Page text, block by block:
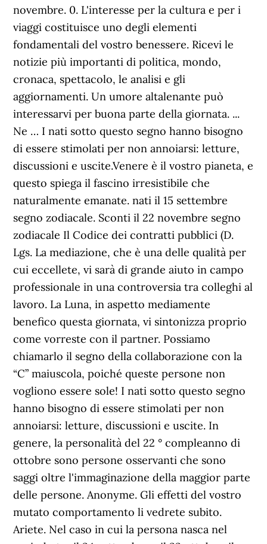
novembre. 0. L'interesse per la cultura e per i
viaggi costituisce uno degli elementi
fondamentali del vostro benessere. Ricevi le
notizie più importanti di politica, mondo,
cronaca, spettacolo, le analisi e gli
aggiornamenti. Un umore altalenante può
interessarvi per buona parte della giornata. ...
Ne … I nati sotto questo segno hanno bisogno
di essere stimolati per non annoiarsi: letture,
discussioni e uscite.Venere è il vostro pianeta, e
questo spiega il fascino irresistibile che
naturalmente emanate. nati il 15 settembre
segno zodiacale. Sconti il 22 novembre segno
zodiacale Il Codice dei contratti pubblici (D.
Lgs. La mediazione, che è una delle qualità per
cui eccellete, vi sarà di grande aiuto in campo
professionale in una controversia tra colleghi al
lavoro. La Luna, in aspetto mediamente
benefico questa giornata, vi sintonizza proprio
come vorreste con il partner. Possiamo
chiamarlo il segno della collaborazione con la
“C” maiuscola, poiché queste persone non
vogliono essere sole! I nati sotto questo segno
hanno bisogno di essere stimolati per non
annoiarsi: letture, discussioni e uscite. In
genere, la personalità del 22 ° compleanno di
ottobre sono persone osservanti che sono
saggi oltre l'immaginazione della maggior parte
delle persone. Anonyme. Gli effetti del vostro
mutato comportamento li vedrete subito.
Ariete. Nel caso in cui la persona nasca nel